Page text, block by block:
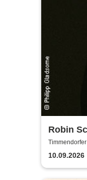
Robin
10.09.2026